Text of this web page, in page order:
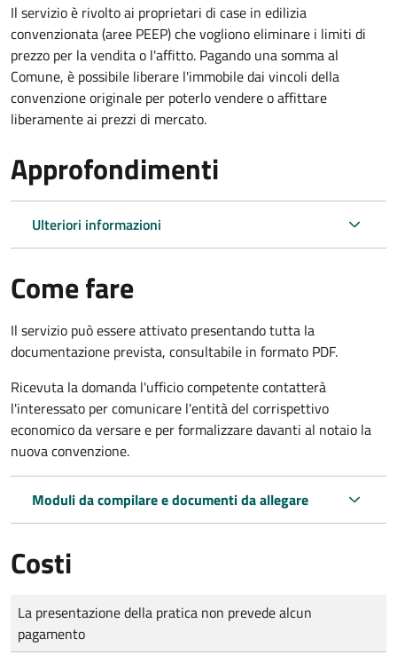
Il servizio è rivolto ai proprietari di case in edilizia
convenzionata (aree PEEP) che vogliono eliminare i limiti di
prezzo per la vendita o l'affitto. Pagando una somma al
Comune, è possibile liberare l'immobile dai vincoli della
convenzione originale per poterlo vendere o affittare
liberamente ai prezzi di mercato.
Approfondimenti
Ulteriori informazioni
Come fare
Il servizio può essere attivato presentando tutta la
documentazione prevista, consultabile in formato PDF.
Ricevuta la domanda l'ufficio competente contatterà
l'interessato per comunicare l'entità del corrispettivo
economico da versare e per formalizzare davanti al notaio la
nuova convenzione.
Moduli da compilare e documenti da allegare
Costi
Tipo di pagamento
Importo
La presentazione della pratica non prevede alcun
pagamento